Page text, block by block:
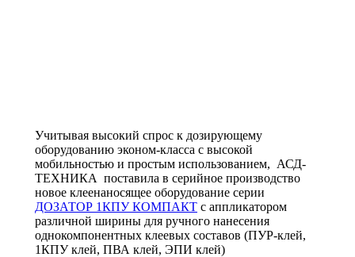
Учитывая высокий спрос к дозирующему
оборудованию эконом-класса с высокой
мобильностью и простым использованием, АСД-
ТЕХНИКА поставила в серийное производство
новое клеенаносящее оборудование серии
ДОЗАТОР 1КПУ КОМПАКТ с аппликатором
различной ширины для ручного нанесения
однокомпонентных клеевых составов (ПУР-клей,
1КПУ клей, ПВА клей, ЭПИ клей)